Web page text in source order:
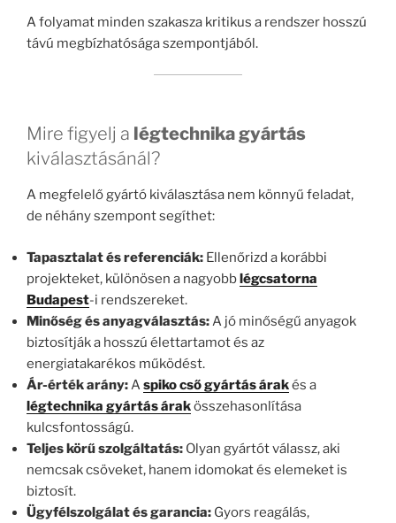
A folyamat minden szakasza kritikus a rendszer hosszú
távú megbízhatósága szempontjából.
Mire figyelj a légtechnika gyártás
kiválasztásánál?
A megfelelő gyártó kiválasztása nem könnyű feladat,
de néhány szempont segíthet:
Tapasztalat és referenciák: Ellenőrizd a korábbi
projekteket, különösen a nagyobblégcsatorna
Budapest-i rendszereket.
Minőség és anyagválasztás:A jó minőségű anyagok
biztosítják a hosszú élettartamot és az
energiatakarékos működést.
Ár-érték arány:Aspiko cső gyártás árakés a
légtechnika gyártás árakösszehasonlítása
kulcsfontosságú.
Teljes körű szolgáltatás: Olyan gyártót válassz, aki
nemcsak csöveket, hanem idomokat és elemeket is
biztosít.
Ügyfélszolgálat és garancia: Gyors reagálás,